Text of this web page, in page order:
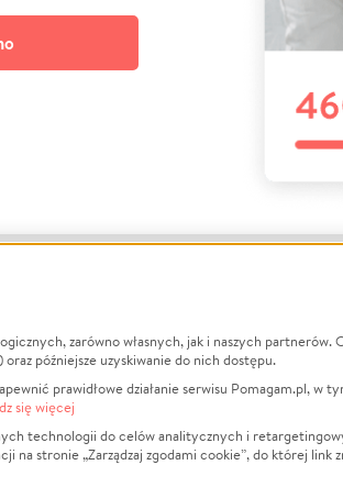
O nas
Opinie
Raporty
Za darmo
zarówno własnych, jak i naszych
późniejsze uzyskiwanie do nich dostępu.
prawidłowe działanie serwisu Pomagam.pl, w
się więcej
technologii do celów analitycznych i
stronie „Zarządzaj zgodami cookie”, do której link